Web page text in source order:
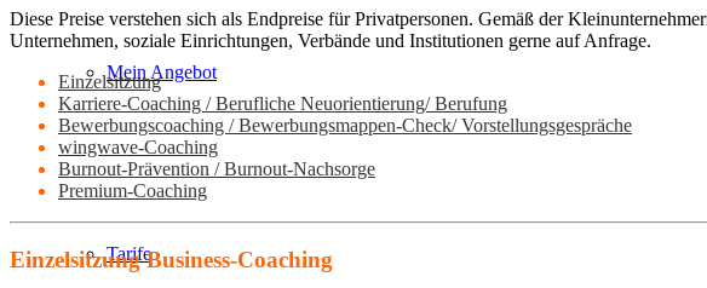
Mein Angebot
Tarife
Diese Preise verstehen sich als Endpreise für Privatpersonen. Gemäß der
Unternehmen, soziale Einrichtungen, Verbände und Institutionen gerne auf Anfrage.
Einzelsitzung
Karriere-Coaching / Berufliche Neuorientierung/ Berufung
Bewerbungscoaching / Bewerbungsmappen-Check/ Vorstellungsgespräche
wingwave-Coaching
Burnout-Prävention / Burnout-Nachsorge
Premium-Coaching
Einzelsitzung Business-Coaching